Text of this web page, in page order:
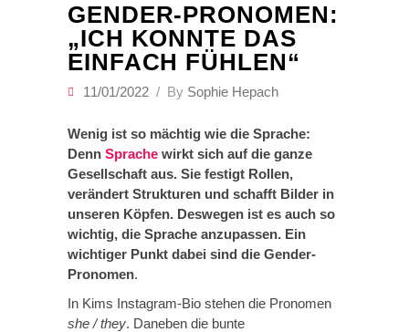
GENDER-PRONOMEN:
„ICH KONNTE DAS
EINFACH FÜHLEN“
11/01/2022 By Sophie Hepach
Wenig ist so mächtig wie die Sprache:
Denn Sprache wirkt sich auf die ganze
Gesellschaft aus. Sie festigt Rollen,
verändert Strukturen und schafft Bilder in
unseren Köpfen. Deswegen ist es auch so
wichtig, die Sprache anzupassen. Ein
wichtiger Punkt dabei sind die Gender-
Pronomen.
In Kims Instagram-Bio stehen die Pronomen
she / they. Daneben die bunte